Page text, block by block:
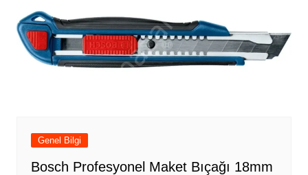
Genel Bilgi
Bosch Profesyonel Maket Bıçağı 18mm